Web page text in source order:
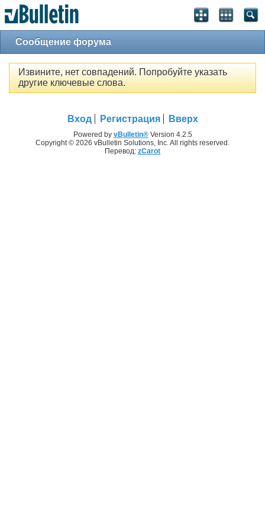
Сообщение форума
Извините, нет совпадений. Попробуйте указать
другие ключевые слова.
Вход Регистрация Вверх
Powered by vBulletin®Version 4.2.5
Copyright © 2026 vBulletin Solutions, Inc. All rights reserved.
Перевод: zCarot